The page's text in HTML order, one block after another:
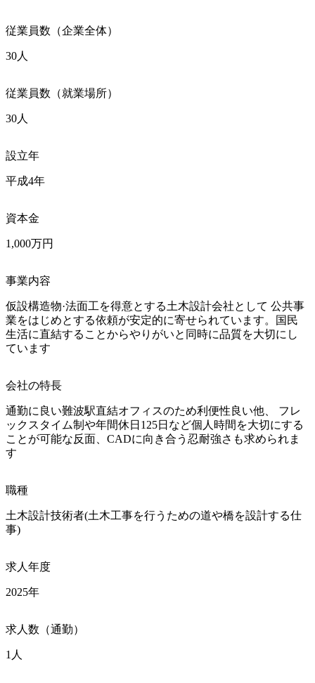
従業員数（企業全体）
30人
従業員数（就業場所）
30人
設立年
平成4年
資本金
1,000万円
事業内容
仮設構造物·法面工を得意とする土木設計会社として 公共事
業をはじめとする依頼が安定的に寄せられています。国民
生活に直結することからやりがいと同時に品質を大切にし
ています
会社の特長
通勤に良い難波駅直結オフィスのため利便性良い他、 フレ
ックスタイム制や年間休日125日など個人時間を大切にする
ことが可能な反面、CADに向き合う忍耐強さも求められま
す
職種
土木設計技術者(土木工事を行うための道や橋を設計する仕
事)
求人年度
2025年
求人数（通勤）
1人